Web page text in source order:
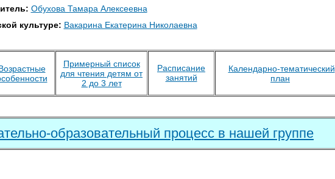
Обухова Тамара Алексеевна
культуре: Вакарина Екатерина Николаевна
Примерный список
для чтения детям от
2 до 3 лет
Расписание
занятий
Календарно-тематический
план
образовательный процесс в нашей группе